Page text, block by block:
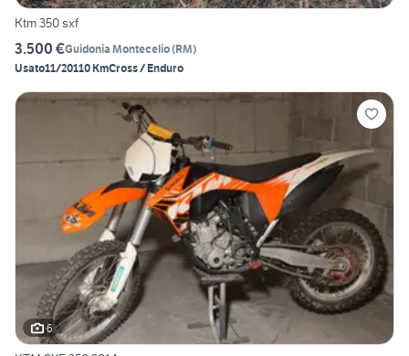
Ktm 350 sxf
3.500 €Guidonia Montecelio(RM)
Usato11/20110 KmCross / Enduro
6